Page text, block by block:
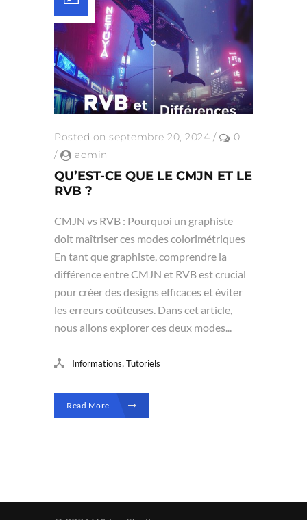
Posted on septembre 20, 2024 /
0
/
admin
QU’EST-CE QUE LE CMJN ET LE
RVB ?
CMJN vs RVB : Pourquoi un graphiste
doit maîtriser ces modes colorimétriques
En tant que graphiste, comprendre la
différence entre CMJN et RVB est crucial
pour créer des designs efficaces et éviter
les erreurs coûteuses. Dans cet article,
nous allons explorer ces deux modes...
Informations Tutoriels
Read More